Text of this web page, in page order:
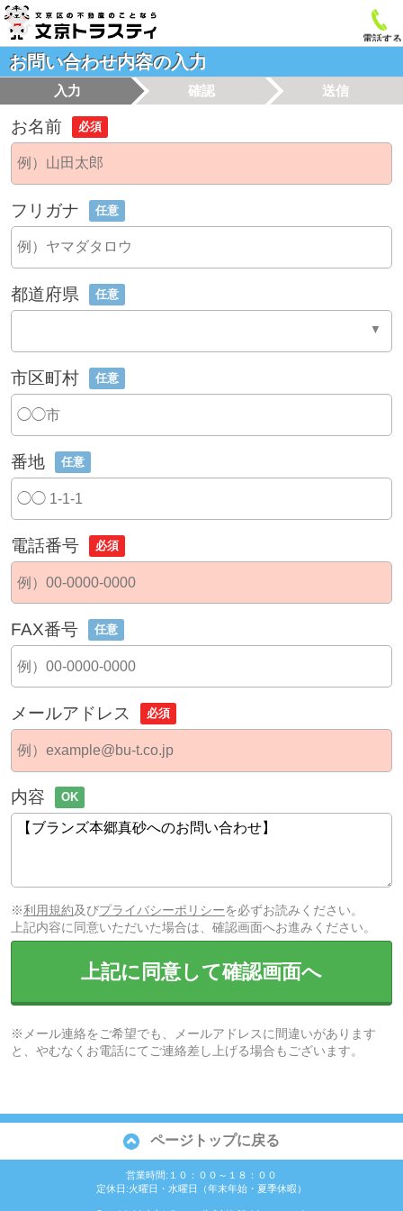
電話する
お問い合わせ内容の入力
入力 確認 送信
お名前 必須
フリガナ 任意
都道府県 任意
市区町村 任意
番地 任意
電話番号 必須
FAX番号 任意
メールアドレス 必須
内容 OK
※利用規約及びプライバシーポリシーを必ずお読みください。
上記内容に同意いただいた場合は、確認画面へお進みください。
上記に同意して確認画面へ
※メール連絡をご希望でも、メールアドレスに間違いがあります
と、やむなくお電話にてご連絡差し上げる場合もございます。
ページトップに戻る
営業時間:１０：００～１８：００
定休日:火曜日・水曜日（年末年始・夏季休暇）